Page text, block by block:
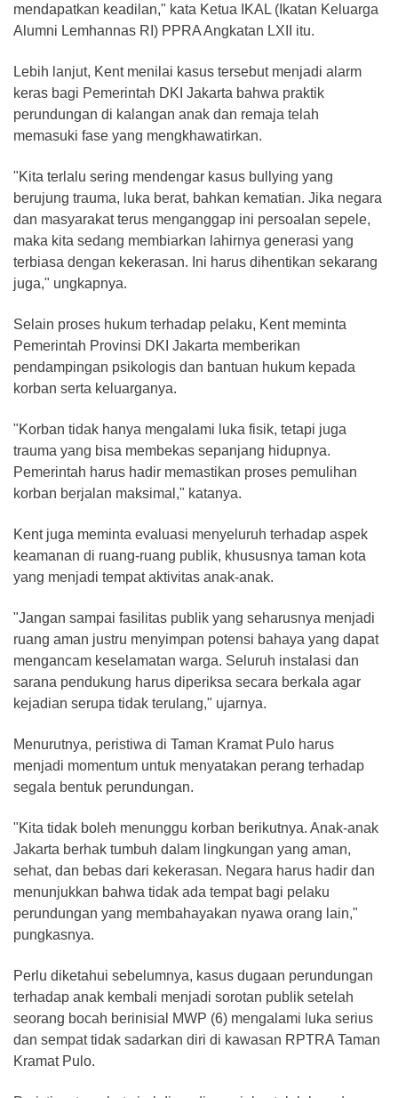
mendapatkan keadilan," kata Ketua IKAL (Ikatan Keluarga
Alumni Lemhannas RI) PPRA Angkatan LXII itu.
Lebih lanjut, Kent menilai kasus tersebut menjadi alarm
keras bagi Pemerintah DKI Jakarta bahwa praktik
perundungan di kalangan anak dan remaja telah
memasuki fase yang mengkhawatirkan.
"Kita terlalu sering mendengar kasus bullying yang
berujung trauma, luka berat, bahkan kematian. Jika negara
dan masyarakat terus menganggap ini persoalan sepele,
maka kita sedang membiarkan lahirnya generasi yang
terbiasa dengan kekerasan. Ini harus dihentikan sekarang
juga," ungkapnya.
Selain proses hukum terhadap pelaku, Kent meminta
Pemerintah Provinsi DKI Jakarta memberikan
pendampingan psikologis dan bantuan hukum kepada
korban serta keluarganya.
"Korban tidak hanya mengalami luka fisik, tetapi juga
trauma yang bisa membekas sepanjang hidupnya.
Pemerintah harus hadir memastikan proses pemulihan
korban berjalan maksimal," katanya.
Kent juga meminta evaluasi menyeluruh terhadap aspek
keamanan di ruang-ruang publik, khususnya taman kota
yang menjadi tempat aktivitas anak-anak.
"Jangan sampai fasilitas publik yang seharusnya menjadi
ruang aman justru menyimpan potensi bahaya yang dapat
mengancam keselamatan warga. Seluruh instalasi dan
sarana pendukung harus diperiksa secara berkala agar
kejadian serupa tidak terulang," ujarnya.
Menurutnya, peristiwa di Taman Kramat Pulo harus
menjadi momentum untuk menyatakan perang terhadap
segala bentuk perundungan.
"Kita tidak boleh menunggu korban berikutnya. Anak-anak
Jakarta berhak tumbuh dalam lingkungan yang aman,
sehat, dan bebas dari kekerasan. Negara harus hadir dan
menunjukkan bahwa tidak ada tempat bagi pelaku
perundungan yang membahayakan nyawa orang lain,"
pungkasnya.
Perlu diketahui sebelumnya, kasus dugaan perundungan
terhadap anak kembali menjadi sorotan publik setelah
seorang bocah berinisial MWP (6) mengalami luka serius
dan sempat tidak sadarkan diri di kawasan RPTRA Taman
Kramat Pulo.